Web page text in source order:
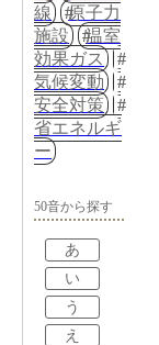
線
原子力
施設
温室
効果ガス
気候変動
安全対策
省エネルギ
ー
50音から探す
あ
い
う
え